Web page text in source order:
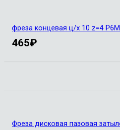
фреза концевая ц/х 10 z=4
465₽
Фреза дисковая пазовая